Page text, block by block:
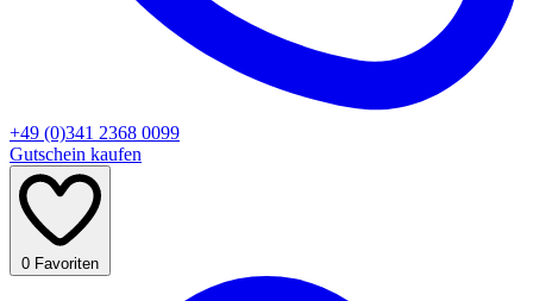
+49 (0)341 2368 0099
Gutschein kaufen
0 Favoriten